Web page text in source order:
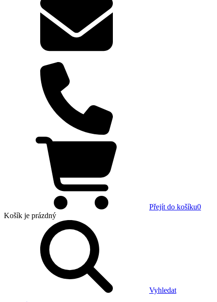
Přejít do košíku0
Košík je prázdný
Vyhledat